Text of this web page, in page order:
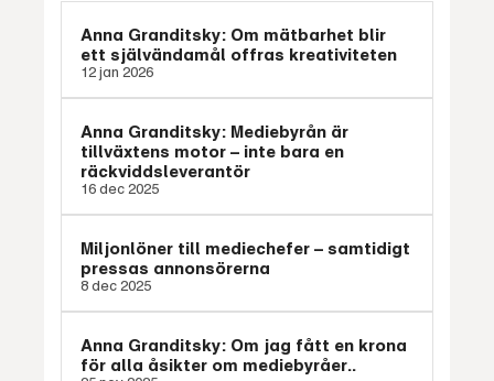
Anna Granditsky: Om mätbarhet blir
ett självändamål offras kreativiteten
12 jan 2026
Anna Granditsky: Mediebyrån är
tillväxtens motor – inte bara en
räckviddsleverantör
16 dec 2025
Miljonlöner till mediechefer – samtidigt
pressas annonsörerna
8 dec 2025
Anna Granditsky: Om jag fått en krona
för alla åsikter om mediebyråer..